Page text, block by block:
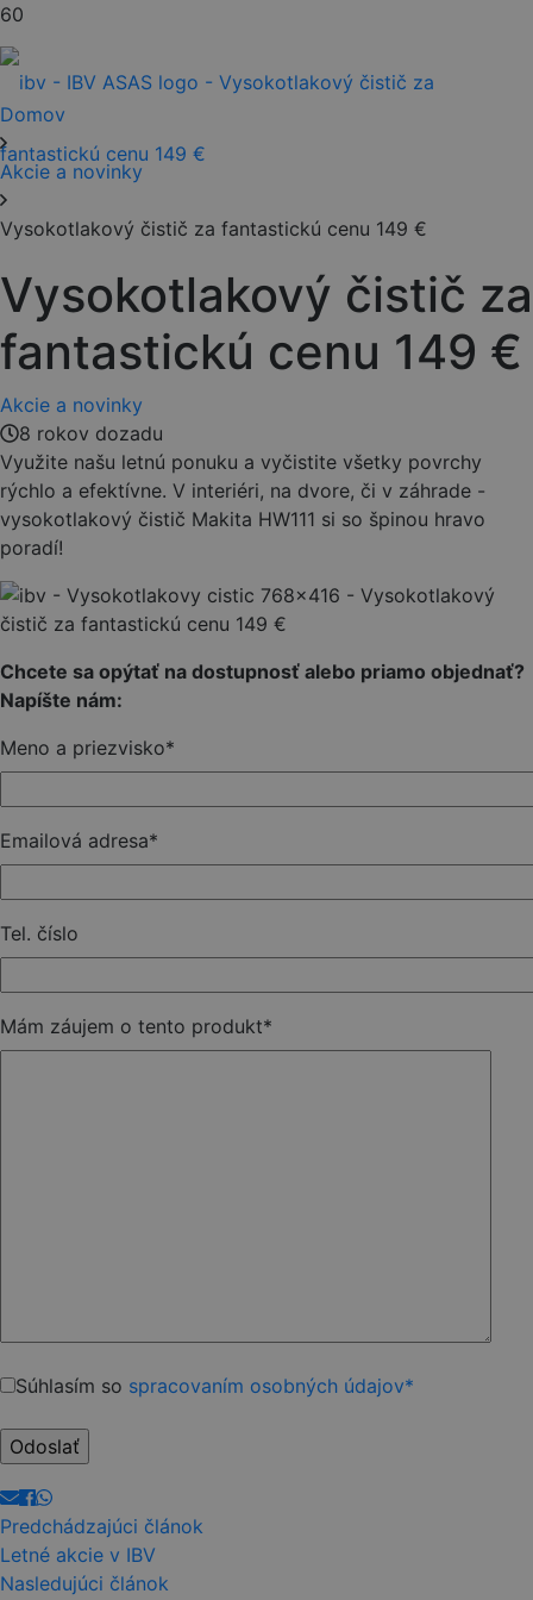
Domov
Akcie a novinky
Vysokotlakový čistič za fantastickú cenu 149 €
Vysokotlakový čistič za
fantastickú cenu 149 €
Akcie a novinky
8 rokov dozadu
Využite našu letnú ponuku a vyčistite všetky povrchy
rýchlo a efektívne. V interiéri, na dvore, či v záhrade -
vysokotlakový čistič Makita HW111 si so špinou hravo
poradí!
Chcete sa opýtať na dostupnosť alebo priamo objednať?
Napíšte nám:
Meno a priezvisko*
Emailová adresa*
Tel. číslo
Mám záujem o tento produkt*
leave
this
field
Súhlasím so spracovaním osobných údajov*
Predchádzajúci článok
Letné akcie v IBV
Nasledujúci článok